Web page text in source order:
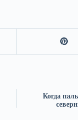
Когда